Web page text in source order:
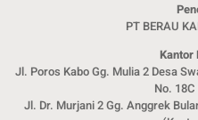
PT BERAU
Kantor
Jl. Poros Kabo Gg. Mulia 2 Desa
No.
Jl. Dr. Murjani 2 Gg. Anggrek